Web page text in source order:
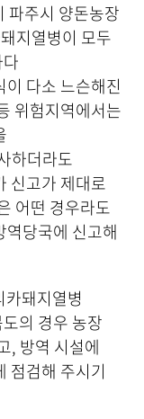
파주시 양돈농장
지열병이 모두
다소 느슨해진
위험지역에서는
하더라도
신고가 제대로
어떤 경우라도
당국에 신고해
돼지열병
의 경우 농장
, 방역 시설에
점검해 주시기